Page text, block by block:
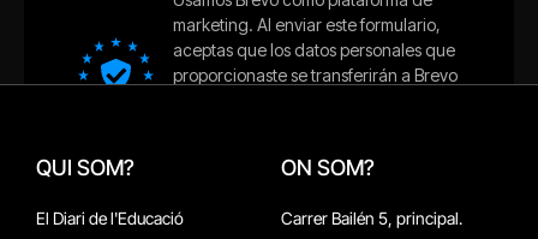
QUI SOM?
El Diari de l'Educació
ON SOM?
Carrer Bailén 5, principal.